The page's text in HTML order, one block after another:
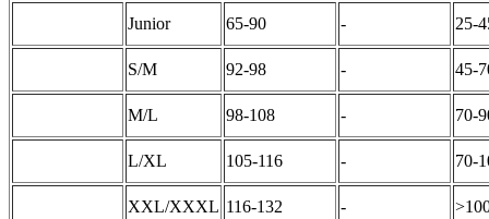
Junior 65-90 - 25-
S/M 92-98 - 45-
M/L 98-108 - 70-
L/XL 105-116 - 70-
XXL/XXXL 116-132 -